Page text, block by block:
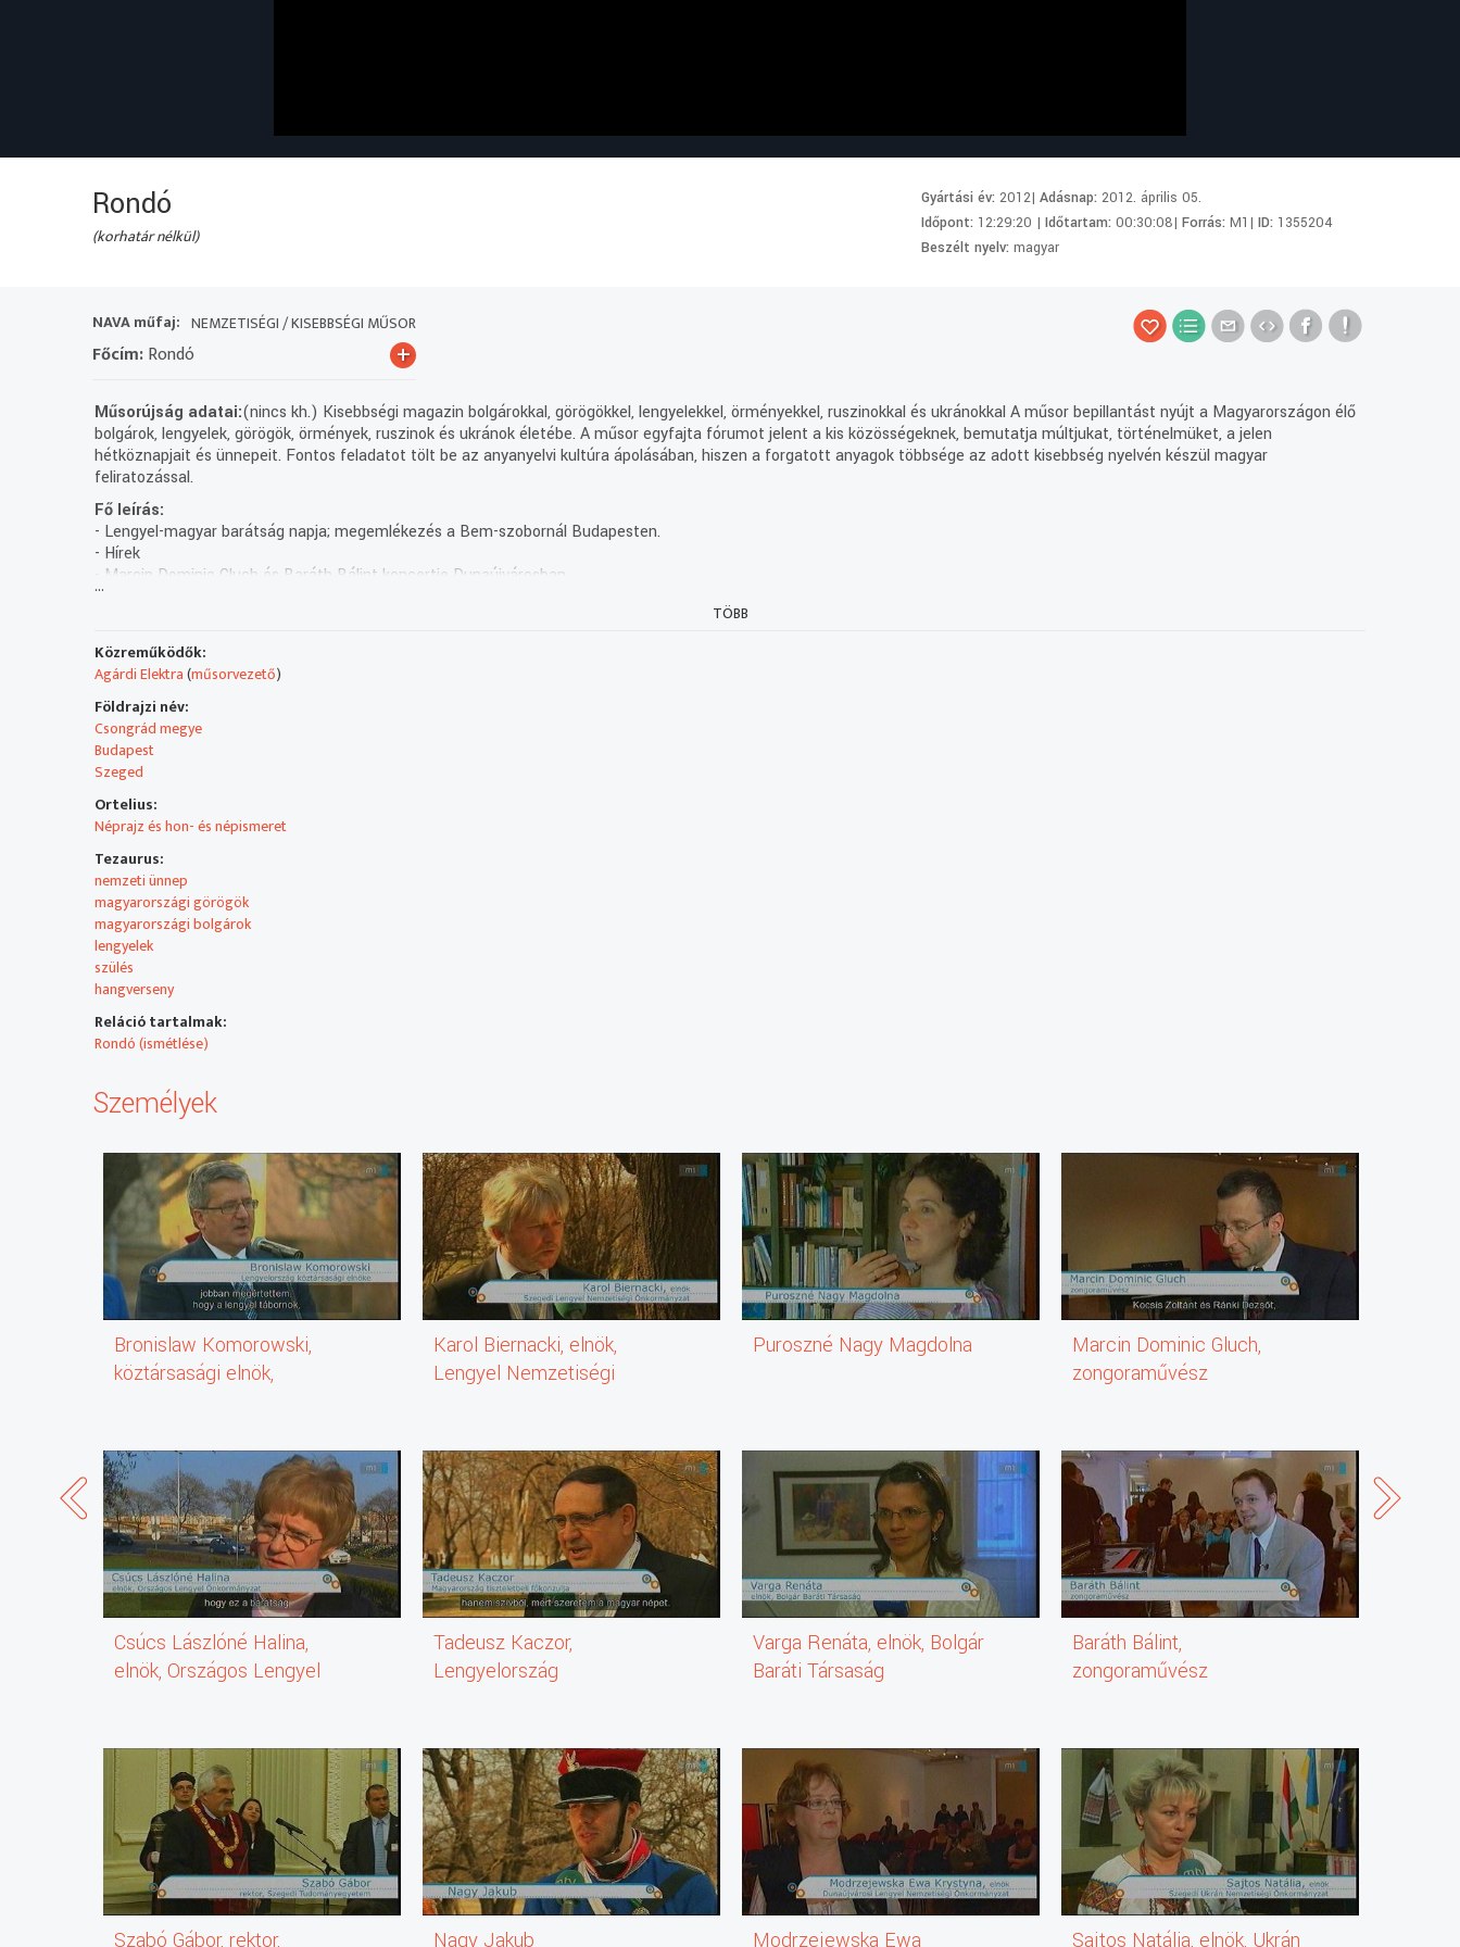
Rondó
(korhatár nélkül)
Gyártási év:2012|Adásnap:2012. április 05.
Időpont: 12:29:20 |Időtartam:00:30:08|Forrás:M1|ID: 1355204
Beszélt nyelv:magyar
NAVA műfaj: NEMZETISÉGI / KISEBBSÉGI MŰSOR
Főcím:Rondó +
Műsorújság adatai:(nincs kh.) Kisebbségi magazin bolgárokkal, görögökkel, lengyelekkel, örményekkel, ruszinokkal és ukránokkal A műsor bepillantást nyújt a Magyarországon élő
bolgárok, lengyelek, görögök, örmények, ruszinok és ukránok életébe. A műsor egyfajta fórumot jelent a kis közösségeknek, bemutatja múltjukat, történelmüket, a jelen
hétköznapjait és ünnepeit. Fontos feladatot tölt be az anyanyelvi kultúra ápolásában, hiszen a forgatott anyagok többsége az adott kisebbség nyelvén készül magyar
feliratozással.
Fő leírás:
- Lengyel-magyar barátság napja; megemlékezés a Bem-szobornál Budapesten.
- Hírek
- Marcin Dominic Gluch és Baráth Bálint koncertje Dunaújvárosban.
- Sevcsenko-est Szegeden.
...
TÖBB
Közreműködők:
Agárdi Elektra(műsorvezető)
Földrajzi név:
Csongrád megye
Budapest
Szeged
Ortelius:
Néprajz és hon- és népismeret
Tezaurus:
nemzeti ünnep
magyarországi görögök
magyarországi bolgárok
lengyelek
szülés
hangverseny
Reláció tartalmak:
Rondó (ismétlése)
Személyek
Bronislaw Komorowski,
köztársasági elnök,
Csúcs Lászlóné Halina,
elnök, Országos Lengyel
Szabó Gábor, rektor,
Karol Biernacki, elnök,
Lengyel Nemzetiségi
Tadeusz Kaczor,
Lengyelország
Nagy Jakub
Puroszné Nagy Magdolna
Varga Renáta, elnök, Bolgár
Baráti Társaság
Modrzejewska Ewa
Marcin Dominic Gluch,
zongoraművész
Baráth Bálint,
zongoraművész
Sajtos Natália, elnök, Ukrán